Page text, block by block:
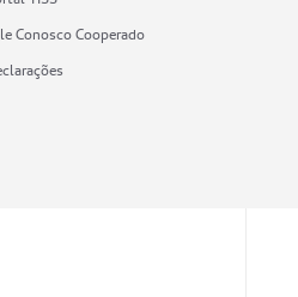
Conosco Cooperado